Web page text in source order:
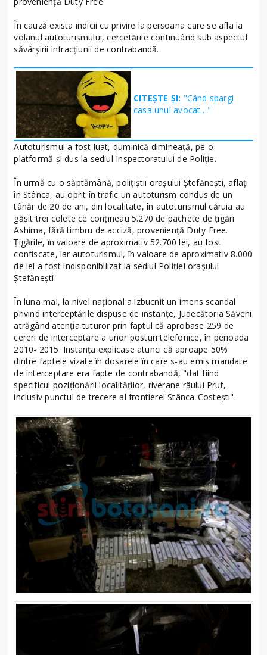
În cauză exista indicii cu privire la persoana care se afla la
volanul autoturismului, cercetările continuând sub aspectul
săvârșirii infracțiunii de contrabandă.
CITEȘTE ȘI: "Când spargi
casa unui avocat…"
Autoturismul a fost luat, duminică dimineaţă, pe o
platformă şi dus la sediul Inspectoratului de Poliţie.
În urmă cu o săptămână, poliţiştii orașului Ștefănești, aflați
în Stânca, au oprit în trafic un autoturism condus de un
tânăr de 20 de ani, din localitate, în autoturismul căruia au
găsit trei colete ce conţineau 5.270 de pachete de ţigări
Ashima, fără timbru de acciză, proveniență Duty Free.
Ţigările, în valoare de aproximativ 52.700 lei, au fost
confiscate, iar autoturismul, în valoare de aproximativ 8.000
de lei a fost indisponibilizat la sediul Poliției orașului
Ștefănești.
În luna mai, la nivel naţional a izbucnit un imens scandal
privind interceptările dispuse de instanţe, Judecătoria Săveni
atrăgând atenţia tuturor prin faptul că aprobase 259 de
cereri de interceptare a unor posturi telefonice, în perioada
2010- 2015. Instanţa explicase atunci că aproape 50%
dintre faptele vizate în dosarele în care s-au emis mandate
de interceptare era fapte de contrabandă, "dat fiind
specificul poziţionării localităţilor, riverane râului Prut,
inclusiv punctul de trecere al frontierei Stânca-Costeşti".